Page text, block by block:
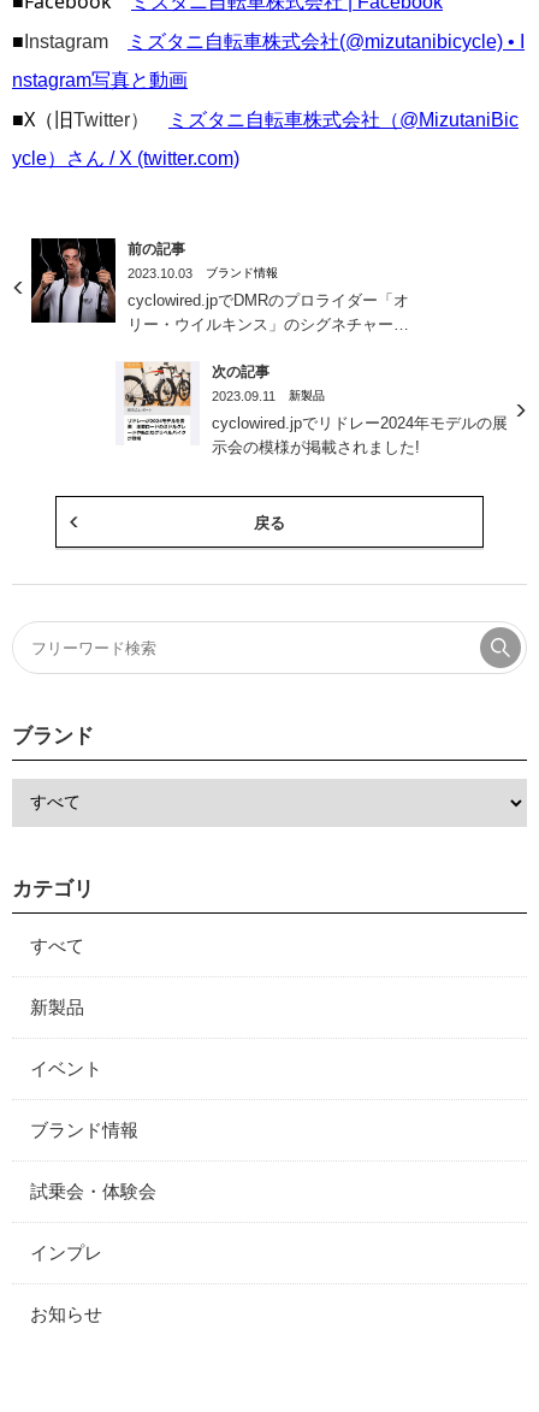
■ Instagram
ミズタニ自転車株式会社(@mizutanibicycle) • I
nstagram写真と動画
■X（旧Twitter）
ミズタニ自転車株式会社（@MizutaniBic
ycle）さん / X (twitter.com)
前の記事
2023.10.03 ブランド情報
cyclowired.jpでDMRのプロライダー「オ
リー・ウイルキンス」のシグネチャーハ
た！
次の記事
2023.09.11 新製品
cyclowired.jpでリドレー2024年モデルの展
示会の模様が掲載されました!
戻る
ブランド
カテゴリ
すべて
新製品
イベント
ブランド情報
試乗会・体験会
インプレ
お知らせ